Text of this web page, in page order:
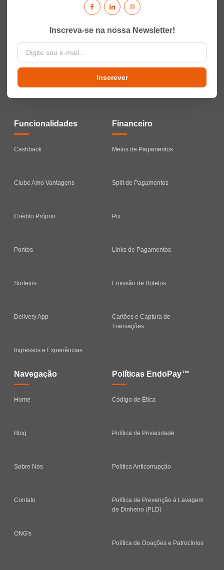
Inscreva-se na nossa Newsletter!
Inscrever
Funcionalidades
Cashback
Clube Amo Vantagens
Crédito Próprio
Pontos
Sorteios
Delivery App
Ingressos e Experiências
Financeiro
Meios de Pagamentos
Split de Pagamentos
Pix
Links de Pagamentos
Emissão de Boletos
Cartões e Captura de
Transações
Navegação
Home
Blog
Sobre Nós
Contato
ONG's
Políticas EndoPay™
Código de Ética
Política de Privacidade
Política Anticorrupção
Política de Prevenção à Lavagem
de Dinheiro (PLD)
Política de Doações e Patrocínios